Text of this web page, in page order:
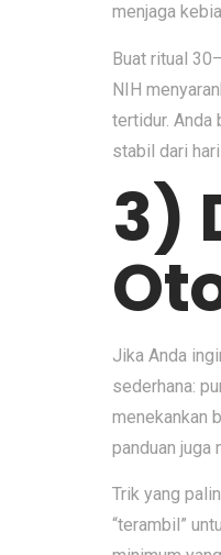
menjaga
Buat ritual
NIH
tertidur. Anda
stabil dari hari
3)
Jika Anda
sederhana:
menekankan
panduan juga
Trik yang
“terambil”